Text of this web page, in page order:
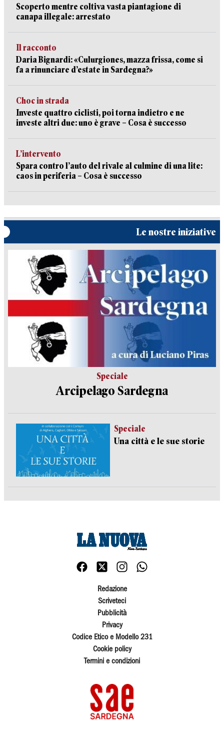
Scoperto mentre coltiva vasta piantagione di
canapa illegale: arrestato
Il racconto
Daria Bignardi: «Culurgiones, mazza frissa, come si
fa a rinunciare d’estate in Sardegna?»
Choc in strada
Investe quattro ciclisti, poi torna indietro e ne
investe altri due: uno è grave – Cosa è successo
L’intervento
Spara contro l’auto del rivale al culmine di una lite:
caos in periferia – Cosa è successo
Le nostre iniziative
Speciale
Arcipelago Sardegna
Speciale
Una città e le sue storie
Redazione
Scriveteci
Pubblicità
Privacy
Codice Etico e Modello 231
Cookie policy
Termini e condizioni